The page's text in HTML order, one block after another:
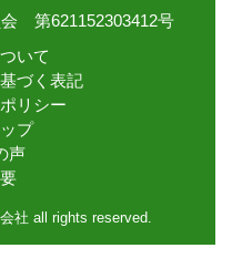
第621152303412号
いて
づく表記
リシー
プ
声
社 all rights reserved.